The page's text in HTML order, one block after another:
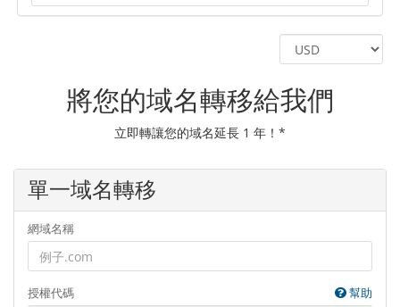
將您的域名轉移給我們
立即轉讓您的域名延長 1 年！*
單一域名轉移
網域名稱
授權代碼 幫助